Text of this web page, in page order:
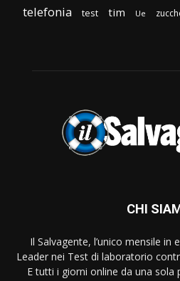
telefonia test tim Ue
CHI
Il Salvagente, l’unico mensile in
Leader nei Test di laboratorio
E tutti i giorni online da una sola